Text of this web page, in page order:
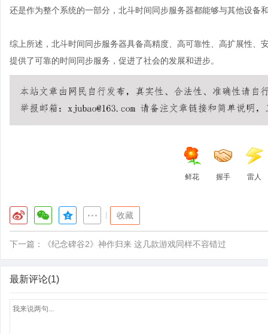
还是作为整个系统的一部分，北斗时间同步服务器都能够与其他设备
综上所述， 北斗时间同步服务器具备高精度、高可靠性、高扩展性、
提供了可靠的时间同步服务，促进了社会的发展和进步。
鲜花 握手 雷人
收藏
下一篇： 《纪念碑谷2》神作归来 这几款游戏同样不容错过
最新评论(1)